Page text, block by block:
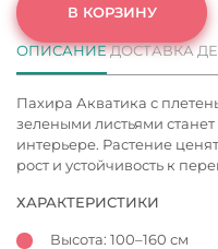
В КОРЗИНУ
ОПИСАНИЕДОСТАВКА
Пахира Акватика с
зелеными листьями
интерьере. Растение
рост и устойчивость к
ХАРАКТЕРИСТИКИ
Высота: 100–160 см